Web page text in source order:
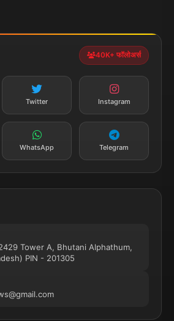
40K+ फॉलोअर्स
Twitter Instagram
WhatsApp Telegram
Tower A, Bhutani Alphathum,
PIN - 201305